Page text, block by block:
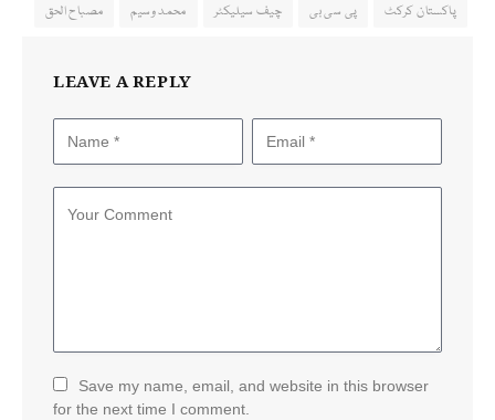
پاکستان کرکٹ پی سی بی چیف سیلیکٹر محمد وسیم مصباح الحق
LEAVE A REPLY
Save my name, email, and website in this browser
for the next time I comment.